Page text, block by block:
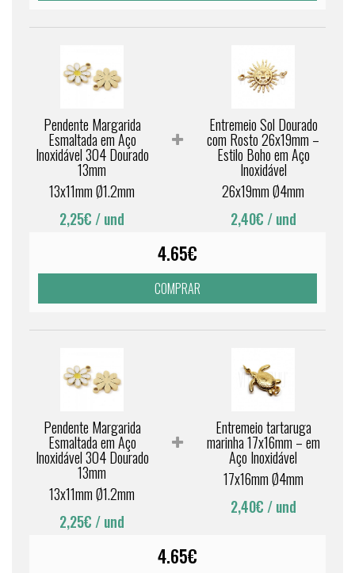
Pendente Margarida
Esmaltada em Aço
Inoxidável 304 Dourado
13mm
13x11mm Ø1.2mm
2,25€ / und
Entremeio Sol Dourado
com Rosto 26x19mm –
Estilo Boho em Aço
Inoxidável
26x19mm Ø4mm
2,40€ / und
4.65€
COMPRAR
Pendente Margarida
Esmaltada em Aço
Inoxidável 304 Dourado
13mm
13x11mm Ø1.2mm
2,25€ / und
Entremeio tartaruga
marinha 17x16mm – em
Aço Inoxidável
17x16mm Ø4mm
2,40€ / und
4.65€